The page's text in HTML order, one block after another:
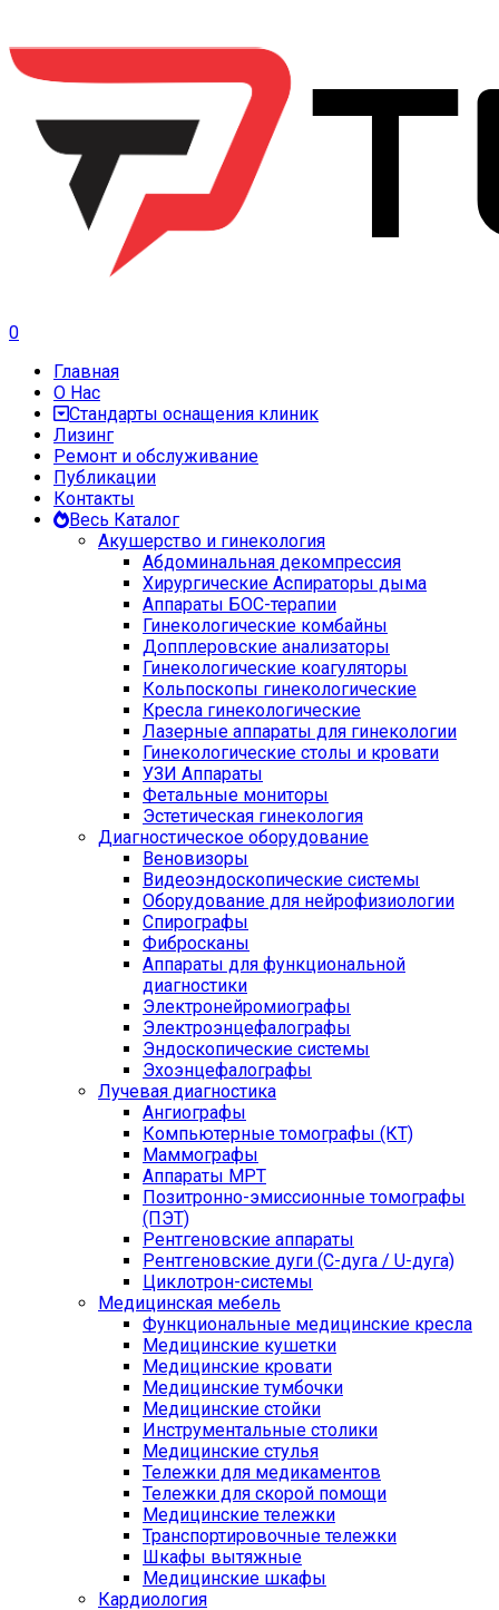
0
Главная
О Нас
Стандарты оснащения клиник
Лизинг
Ремонт и обслуживание
Публикации
Контакты
Весь Каталог
Акушерство и гинекология
Абдоминальная декомпрессия
Хирургические Аспираторы дыма
Аппараты БОС-терапии
Гинекологические комбайны
Допплеровские анализаторы
Гинекологические коагуляторы
Кольпоскопы гинекологические
Кресла гинекологические
Лазерные аппараты для гинекологии
Гинекологические столы и кровати
УЗИ Аппараты
Фетальные мониторы
Эстетическая гинекология
Диагностическое оборудование
Веновизоры
Видеоэндоскопические системы
Оборудование для нейрофизиологии
Спирографы
Фибросканы
Аппараты для функциональной
диагностики
Электронейромиографы
Электроэнцефалографы
Эндоскопические системы
Эхоэнцефалографы
Лучевая диагностика
Ангиографы
Компьютерные томографы (КТ)
Маммографы
Аппараты МРТ
Позитронно-эмиссионные томографы
(ПЭТ)
Рентгеновские аппараты
Рентгеновские дуги (С-дуга / U-дуга)
Циклотрон-системы
Медицинская мебель
Функциональные медицинские кресла
Медицинские кушетки
Медицинские кровати
Медицинские тумбочки
Медицинские стойки
Инструментальные столики
Медицинские стулья
Тележки для медикаментов
Тележки для скорой помощи
Медицинские тележки
Транспортировочные тележки
Шкафы вытяжные
Медицинские шкафы
Кардиология